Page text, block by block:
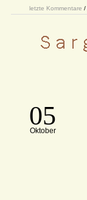
letzte Kommentare /
05
Oktober